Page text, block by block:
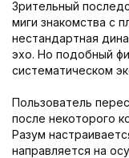
Зрительный
миги знакомства с
нестандартная
эхо. Но подобный
систематическом
Пользователь
после некоторого
Разум
направляется на